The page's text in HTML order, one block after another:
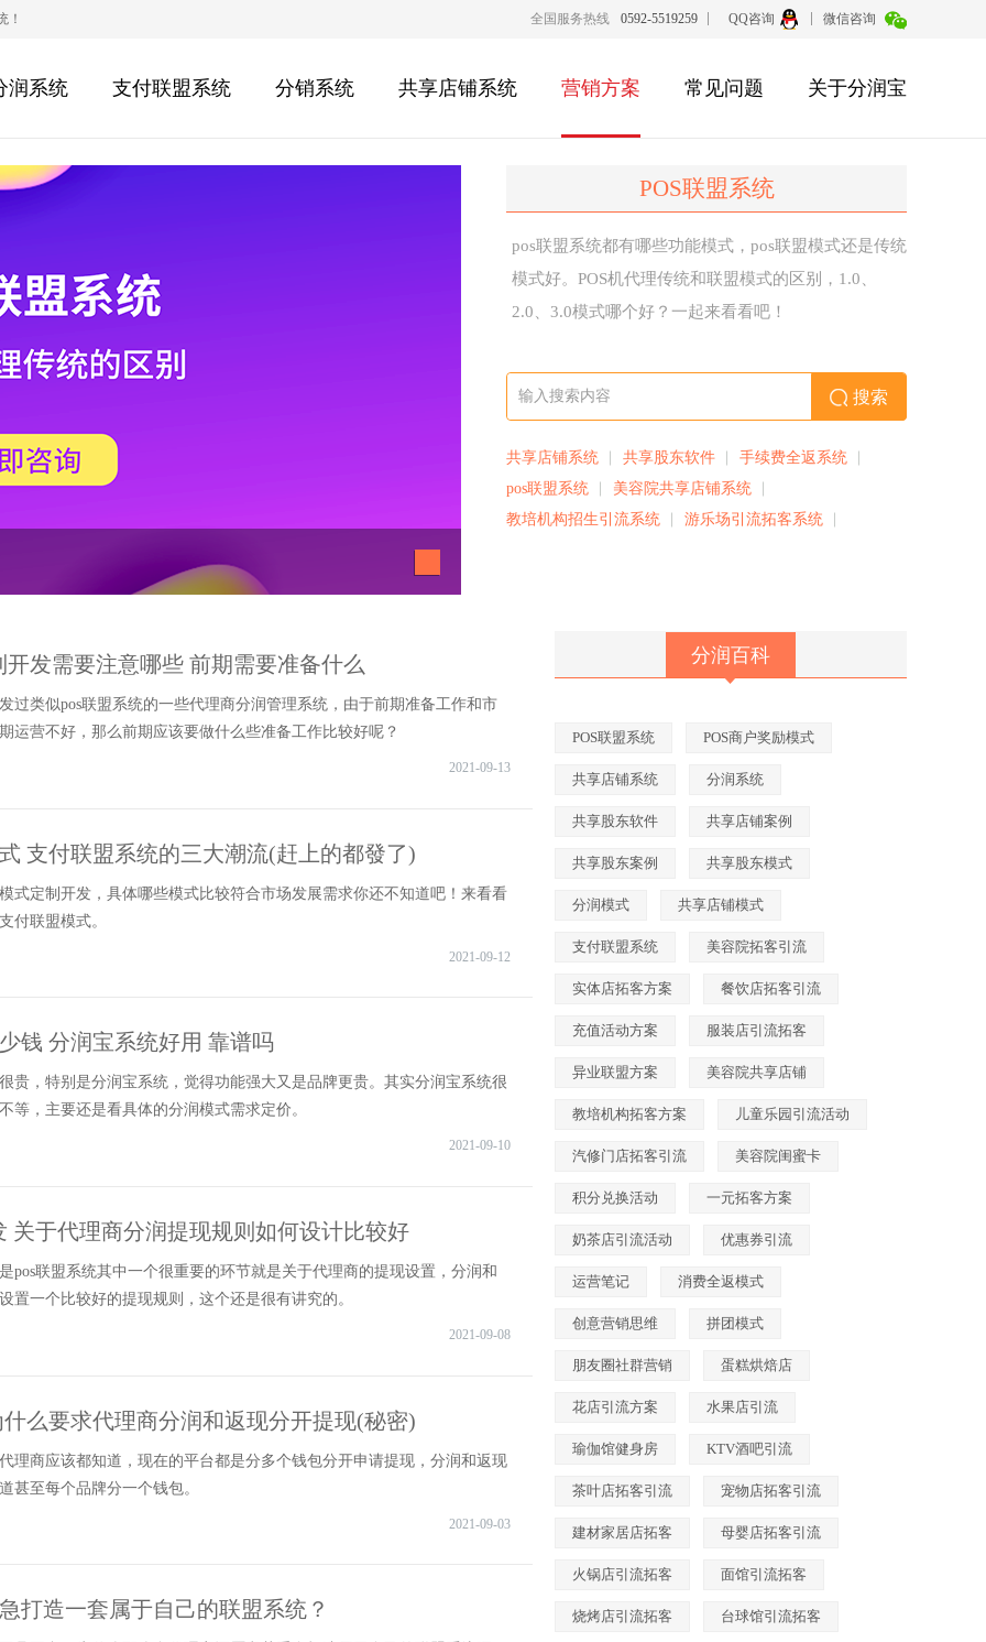
！ 全国服务热线 0592-5519259 QQ咨询 微信咨询
润系统 支付联盟系统 分销系统 共享店铺系统 营销方案 常见问题 关于分润宝
POS联盟系统
pos联盟系统都有哪些功能模式，pos联盟模式还是传统
模式好。POS机代理传统和联盟模式的区别，1.0、
2.0、3.0模式哪个好？一起来看看吧！
搜索
共享店铺系统 共享股东软件
手续费全返系统
pos联盟系统
美容院共享店铺系统
教培机构招生引流系统
游乐场引流拓客系统
开发需要注意哪些 前期需要准备什么
过类似pos联盟系统的一些代理商分润管理系统，由于前期准备工作和市
运营不好，那么前期应该要做什么些准备工作比较好呢？
2021-09-13
支付联盟系统的三大潮流(赶上的都發了)
式定制开发，具体哪些模式比较符合市场发展需求你还不知道吧！来看看
付联盟模式。
2021-09-12
钱 分润宝系统好用 靠谱吗
贵，特别是分润宝系统，觉得功能强大又是品牌更贵。其实分润宝系统很
等，主要还是看具体的分润模式需求定价。
2021-09-10
关于代理商分润提现规则如何设计比较好
pos联盟系统其中一个很重要的环节就是关于代理商的提现设置，分润和
置一个比较好的提现规则，这个还是很有讲究的。
2021-09-08
么要求代理商分润和返现分开提现(秘密)
理商应该都知道，现在的平台都是分多个钱包分开申请提现，分润和返现
甚至每个品牌分一个钱包。
2021-09-03
打造一套属于自己的联盟系统？
分润百科
POS联盟系统 POS商户奖励模式
共享店铺系统 分润系统
共享股东软件 共享店铺案例
共享股东案例 共享股东模式
分润模式 共享店铺模式
支付联盟系统 美容院拓客引流
实体店拓客方案 餐饮店拓客引流
充值活动方案 服装店引流拓客
异业联盟方案 美容院共享店铺
教培机构拓客方案 儿童乐园引流活动
汽修门店拓客引流 美容院闺蜜卡
积分兑换活动 一元拓客方案
奶茶店引流活动 优惠券引流
运营笔记 消费全返模式
创意营销思维 拼团模式
朋友圈社群营销 蛋糕烘焙店
花店引流方案 水果店引流
瑜伽馆健身房 KTV酒吧引流
茶叶店拓客引流 宠物店拓客引流
建材家居店拓客 母婴店拓客引流
火锅店引流拓客 面馆引流拓客
烧烤店引流拓客 台球馆引流拓客